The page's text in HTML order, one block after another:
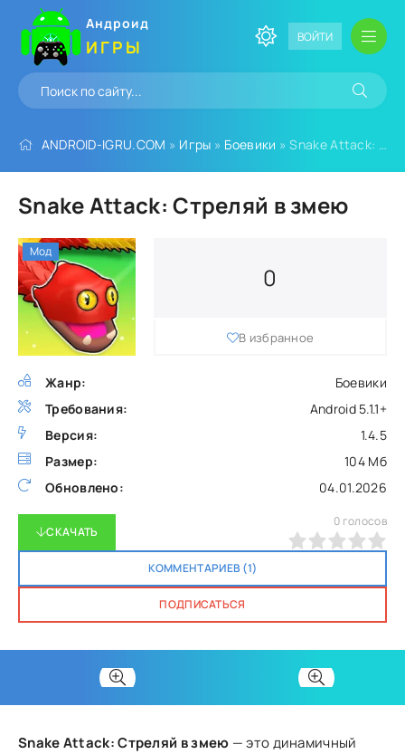
Андроид
ИГРЫ ВОЙТИ
ANDROID-IGRU.COM » Игры » Боевики » Snake Attack: Стреляй в змею
Snake Attack: Стреляй в змею
Жанр:
Боевики
Требования:
Android 5.1.1+
Версия:
1.4.5
Размер:
104 Мб
Обновлено:
04.01.2026
0
В избранное
СКАЧАТЬ
КОММЕНТАРИЕВ (1)
ПОДПИСАТЬСЯ
0 голосов
Мод
Snake Attack: Стреляй в змею — это динамичный